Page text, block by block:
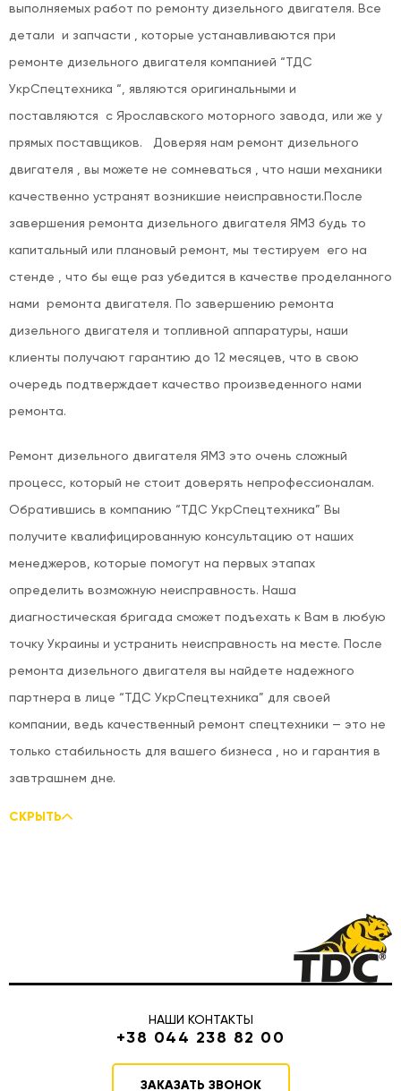
выполняемых работ по ремонту дизельного двигателя. Все
детали и запчасти , которые устанавливаются при
ремонте дизельного двигателя компанией “ТДС
УкрСпецтехника “, являются оригинальными и
поставляются с Ярославского моторного завода, или же у
прямых поставщиков. Доверяя нам ремонт дизельного
двигателя , вы можете не сомневаться , что наши механики
качественно устранят возникшие неисправности.После
завершения ремонта дизельного двигателя ЯМЗ будь то
капитальный или плановый ремонт, мы тестируем его на
стенде , что бы еще раз убедится в качестве проделанного
нами ремонта двигателя. По завершению ремонта
дизельного двигателя и топливной аппаратуры, наши
клиенты получают гарантию до 12 месяцев, что в свою
очередь подтверждает качество произведенного нами
ремонта.
Ремонт дизельного двигателя ЯМЗ это очень сложный
процесс, который не стоит доверять непрофессионалам.
Обратившись в компанию “ТДС УкрСпецтехника” Вы
получите квалифицированную консультацию от наших
менеджеров, которые помогут на первых этапах
определить возможную неисправность. Наша
диагностическая бригада сможет подъехать к Вам в любую
точку Украины и устранить неисправность на месте. После
ремонта дизельного двигателя вы найдете надежного
партнера в лице “ТДС УкрСпецтехника” для своей
компании, ведь качественный ремонт спецтехники — это не
только стабильность для вашего бизнеса , но и гарантия в
завтрашнем дне.
СКРЫТЬ
НАШИ КОНТАКТЫ
+38 044 238 82 00
ЗАКАЗАТЬ ЗВОНОК